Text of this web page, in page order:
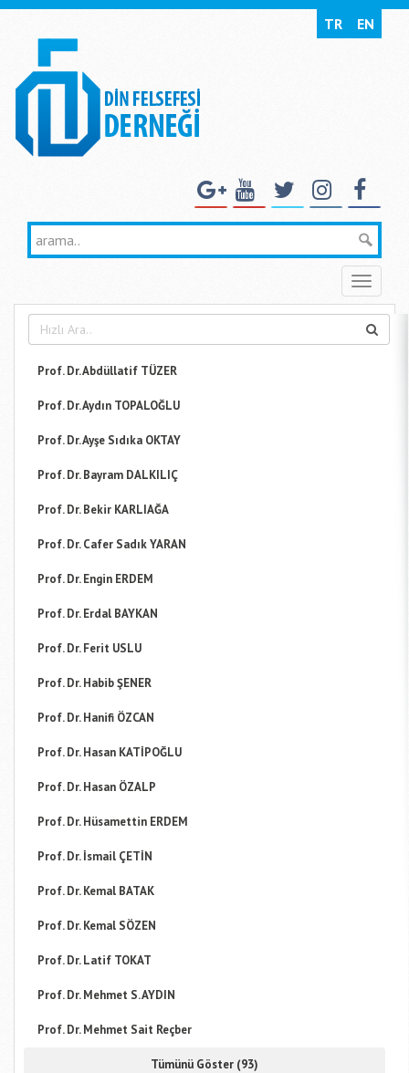
TR EN
Toggle
Prof. Dr. Abdüllatif TÜZER
Prof. Dr. Aydın TOPALOĞLU
Prof. Dr. Ayşe Sıdıka OKTAY
Prof. Dr. Bayram DALKILIÇ
Prof. Dr. Bekir KARLIAĞA
Prof. Dr. Cafer Sadık YARAN
Prof. Dr. Engin ERDEM
Prof. Dr. Erdal BAYKAN
Prof. Dr. Ferit USLU
Prof. Dr. Habib ŞENER
Prof. Dr. Hanifi ÖZCAN
Prof. Dr. Hasan KATİPOĞLU
Prof. Dr. Hasan ÖZALP
Prof. Dr. Hüsamettin ERDEM
Prof. Dr. İsmail ÇETİN
Prof. Dr. Kemal BATAK
Prof. Dr. Kemal SÖZEN
Prof. Dr. Latif TOKAT
Prof. Dr. Mehmet S. AYDIN
Prof. Dr. Mehmet Sait Reçber
Tümünü Göster (93)